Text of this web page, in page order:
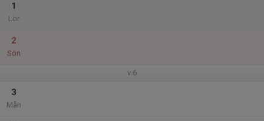
1
Lör
2
Sön
v.6
3
Mån